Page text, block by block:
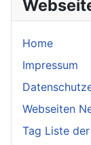
Home
Impressum
Webseiten
Tag Liste